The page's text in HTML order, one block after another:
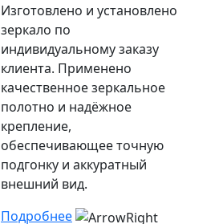
Изготовлено и установлено
зеркало по
индивидуальному заказу
клиента. Применено
качественное зеркальное
полотно и надёжное
крепление,
обеспечивающее точную
подгонку и аккуратный
внешний вид.
Подробнее